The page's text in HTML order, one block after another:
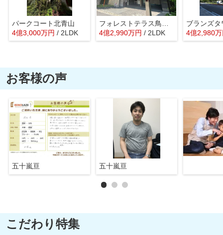
パークコート北青山
4億3,000万円 / 2LDK
4億2,990万円 / 2LDK
ブランズタ
4億2,980万
お客様の声
五十嵐亘 五十嵐亘
こだわり特集